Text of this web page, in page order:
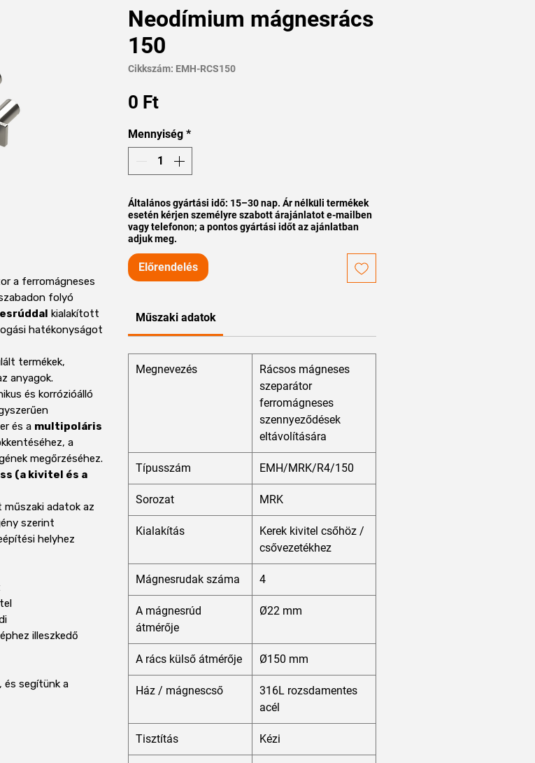
a ferromágneses
folyó
kialakított
hatékonyságot
termékek,
anyagok.
és korrózióálló
és a multipoláris
a
megőrzéséhez.
(a kivitel és a
adatok az
szerint
helyhez
illeszkedő
és segítünk a
Neodímium mágnesrács
150
Cikkszám: EMH-RCS150
0 FtÁr
Mennyiség *
Általános gyártási idő: 15–30 nap. Ár nélküli termékek
esetén kérjen személyre szabott árajánlatot e-mailben
vagy telefonon; a pontos gyártási időt az ajánlatban
adjuk meg.
Előrendelés
Műszaki adatok
Megnevezés
Rácsos mágneses
szeparátor
ferromágneses
szennyeződések
eltávolítására
Típusszám EMH/MRK/R4/150
Sorozat MRK
Kialakítás
Kerek kivitel csőhöz /
csővezetékhez
Mágnesrudak száma 4
A mágnesrúd
átmérője
Ø22 mm
A rács külső átmérője Ø150 mm
Ház / mágnescső
316L rozsdamentes
acél
Tisztítás Kézi